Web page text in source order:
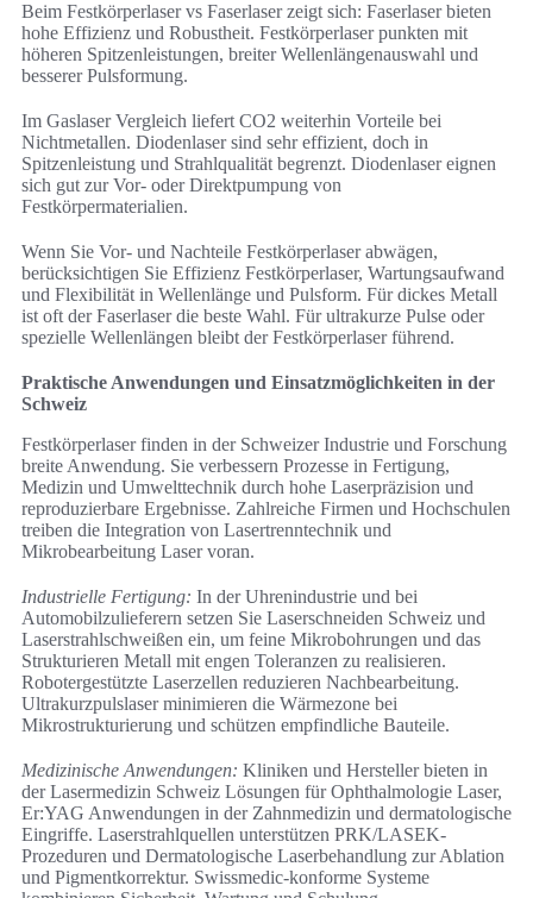
Beim Festkörperlaser vs Faserlaser zeigt sich: Faserlaser bieten
hohe Effizienz und Robustheit. Festkörperlaser punkten mit
höheren Spitzenleistungen, breiter Wellenlängenauswahl und
besserer Pulsformung.
Im Gaslaser Vergleich liefert CO2 weiterhin Vorteile bei
Nichtmetallen. Diodenlaser sind sehr effizient, doch in
Spitzenleistung und Strahlqualität begrenzt. Diodenlaser eignen
sich gut zur Vor- oder Direktpumpung von
Festkörpermaterialien.
Wenn Sie Vor- und Nachteile Festkörperlaser abwägen,
berücksichtigen Sie Effizienz Festkörperlaser, Wartungsaufwand
und Flexibilität in Wellenlänge und Pulsform. Für dickes Metall
ist oft der Faserlaser die beste Wahl. Für ultrakurze Pulse oder
spezielle Wellenlängen bleibt der Festkörperlaser führend.
Praktische Anwendungen und Einsatzmöglichkeiten in der
Schweiz
Festkörperlaser finden in der Schweizer Industrie und Forschung
breite Anwendung. Sie verbessern Prozesse in Fertigung,
Medizin und Umwelttechnik durch hohe Laserpräzision und
reproduzierbare Ergebnisse. Zahlreiche Firmen und Hochschulen
treiben die Integration von Lasertrenntechnik und
Mikrobearbeitung Laser voran.
Industrielle Fertigung: In der Uhrenindustrie und bei
Automobilzulieferern setzen Sie Laserschneiden Schweiz und
Laserstrahlschweißen ein, um feine Mikrobohrungen und das
Strukturieren Metall mit engen Toleranzen zu realisieren.
Robotergestützte Laserzellen reduzieren Nachbearbeitung.
Ultrakurzpulslaser minimieren die Wärmezone bei
Mikrostrukturierung und schützen empfindliche Bauteile.
Medizinische Anwendungen: Kliniken und Hersteller bieten in
der Lasermedizin Schweiz Lösungen für Ophthalmologie Laser,
Er:YAG Anwendungen in der Zahnmedizin und dermatologische
Eingriffe. Laserstrahlquellen unterstützen PRK/LASEK-
Prozeduren und Dermatologische Laserbehandlung zur Ablation
und Pigmentkorrektur. Swissmedic-konforme Systeme